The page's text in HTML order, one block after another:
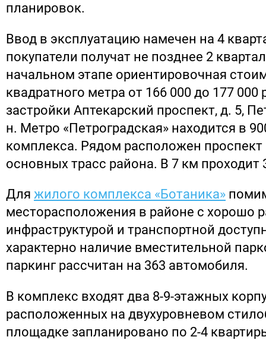
планировок.
Ввод в эксплуатацию намечен на 4
покупатели получат не позднее 2
начальном этапе ориентировочная
квадратного метра от 166 000 до 177 000
застройки Аптекарский проспект, д. 5,
н. Метро «Петроградская» находится в
комплекса. Рядом расположен
основных трасс района. В 7 км проходит
Для жилого комплекса «Ботаника»
месторасположения в районе с хорошо
инфраструктурой и транспортной
характерно наличие вместительной
паркинг рассчитан на 363 автомобиля.
В комплекс входят два 8-9-этажных
расположенных на двухуровневом
площадке запланировано по 2-4